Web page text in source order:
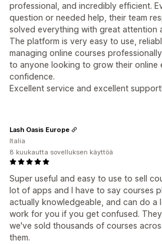
professional, and incredibly efficient.
question or needed help, their team
solved everything with great attention
The platform is very easy to use,
managing online courses
to anyone looking to grow their online
confidence.
Excellent service and excellent
Super useful and easy to use to sell
lot of apps and I have to say courses
actually knowledgeable, and can do a
work for you if you get confused.
we've sold thousands of courses
them.
Lash Oasis Europe
Italia
8 kuukautta sovelluksen käyttöä